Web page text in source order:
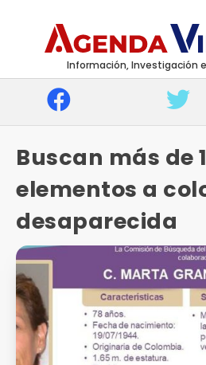
Información, Investigación
Buscan más de
elementos a
desaparecida